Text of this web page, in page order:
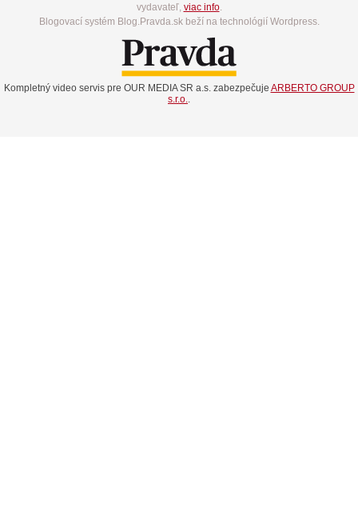
vydavateľ, viac info.
Blogovací systém Blog.Pravda.sk beží na technológií Wordpress.
Kompletný video servis pre OUR MEDIA SR a.s. zabezpečuje ARBERTO GROUP
s.r.o.